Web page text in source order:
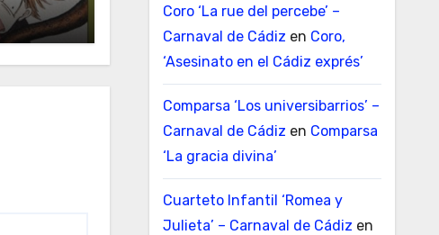
Coro ‘La rue del percebe’ –
Carnaval de Cádiz en Coro,
‘Asesinato en el Cádiz exprés’
Comparsa ‘Los universibarrios’ –
Carnaval de Cádiz en Comparsa
‘La gracia divina’
Cuarteto Infantil ‘Romea y
Julieta’ – Carnaval de Cádiz en